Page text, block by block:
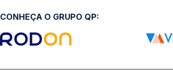
CONHEÇA O GRUPO QP: